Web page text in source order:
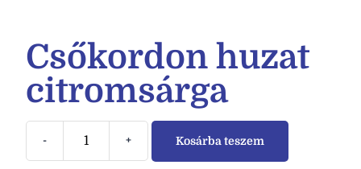
Csőkordon huzat
citromsárga
- + Kosárba teszem